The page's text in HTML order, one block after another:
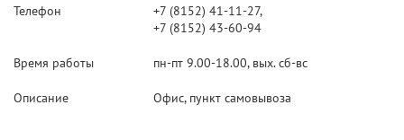
Телефон
+7 (8152) 41-11-27,
+7 (8152) 43-60-94
Время работы пн-пт 9.00-18.00, вых. сб-вс
Описание Офис, пункт самовывоза